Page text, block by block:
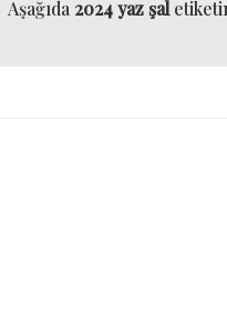
Aşağıda 2024 yaz şal